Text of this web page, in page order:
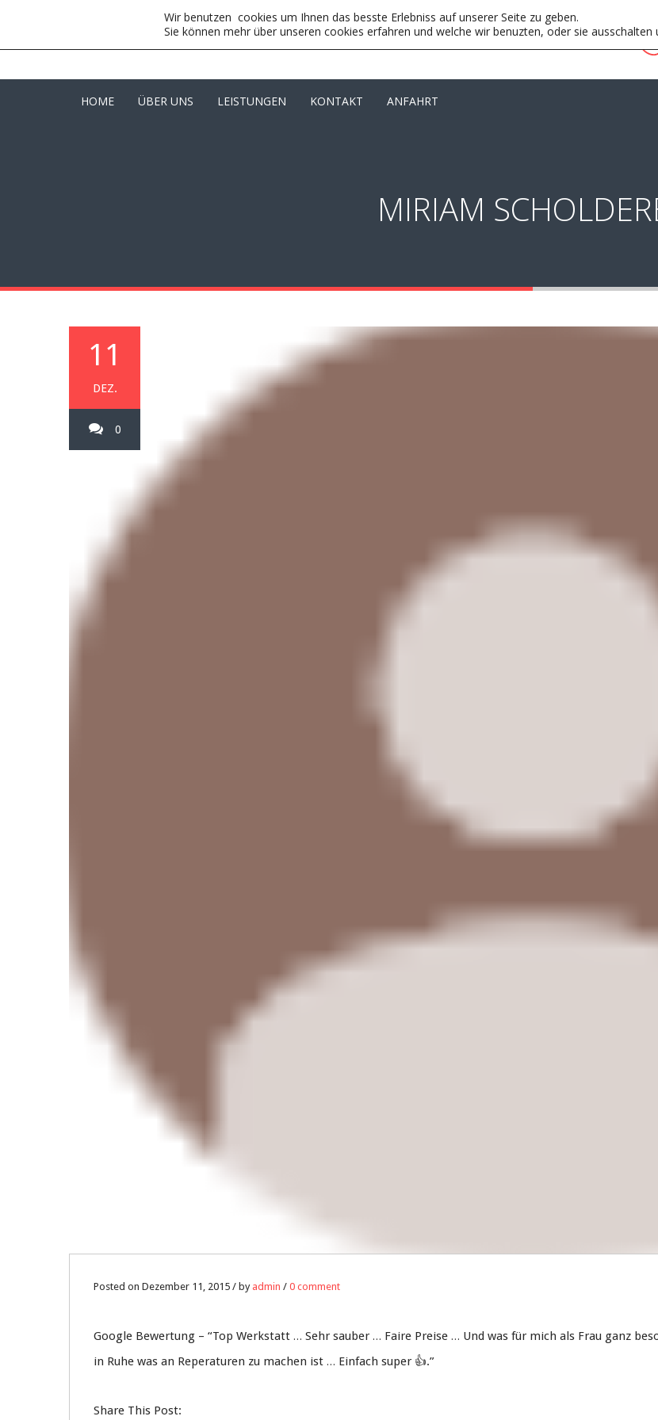
HOME ÜBER UNS LEISTUNGEN KONTAKT ANFAHRT
MIRIAM
11
DEZ.
0
Posted on Dezember 11, 2015 / by admin / 0 comment
Google Bewertung – “Top Werkstatt … Sehr sauber … Faire Preise … Und was für mich als Frau ganz
in Ruhe was an Reperaturen zu machen ist … Einfach super 👍.”
Share This Post:
Wir benutzen cookies um Ihnen das besste Erlebniss auf unserer Seite zu geben.
Sie können mehr über unseren cookies erfahren und welche wir benuzten, oder sie ausschalten